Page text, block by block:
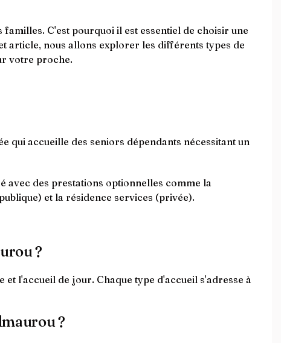
C'est pourquoi il est essentiel de choisir une
article, nous allons explorer les différents types de
votre proche.
qui accueille des seniors dépendants nécessitant un
avec des prestations optionnelles comme la
et la résidence services (privée).
?
l'accueil de jour. Chaque type d'accueil s'adresse à
?